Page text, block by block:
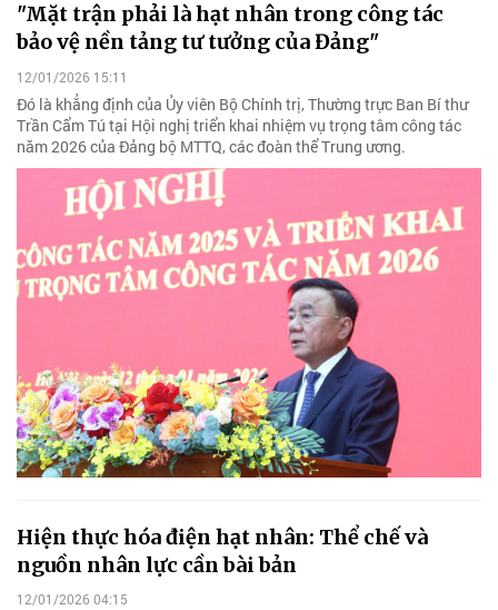
"Mặt trận phải là hạt nhân trong công tác
bảo vệ nền tảng tư tưởng của Đảng"
12/01/2026 15:11
Đó là khẳng định của Ủy viên Bộ Chính trị, Thường trực Ban Bí thư
Trần Cẩm Tú tại Hội nghị triển khai nhiệm vụ trọng tâm công tác
năm 2026 của Đảng bộ MTTQ, các đoàn thể Trung ương.
Hiện thực hóa điện hạt nhân: Thể chế và
nguồn nhân lực cần bài bản
12/01/2026 04:15